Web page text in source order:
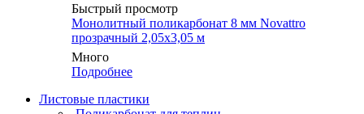
Быстрый просмотр
Монолитный поликарбонат 8 мм Novattro
прозрачный 2,05х3,05 м
Много
Подробнее
Листовые пластики